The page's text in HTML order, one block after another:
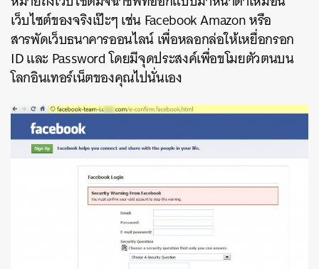
เว็บไซต์ของจริงเป๊ะๆ เช่น Facebook Amazon หรือ
สารพัดเว็บธนาคารออนไลน์ เพื่อหลอกล่อให้เหยื่อกรอก
ID และ Password โดยมีจุดประสงค์เพื่อขโมยตัวตนบน
โลกอินเทอร์เน็ตของคุณไปนั่นเอง